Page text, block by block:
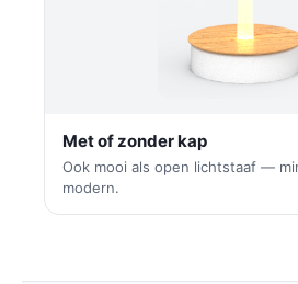
Met of zonder kap
Ook mooi als open lichtstaaf —
modern.